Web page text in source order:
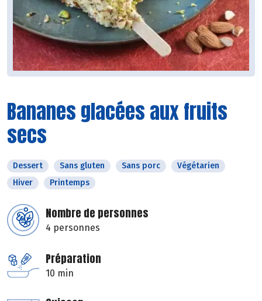
Bananes glacées aux fruits
secs
Dessert Sans gluten Sans porc
Végétarien
Hiver
Printemps
Nombre de personnes
4 personnes
Préparation
10 min